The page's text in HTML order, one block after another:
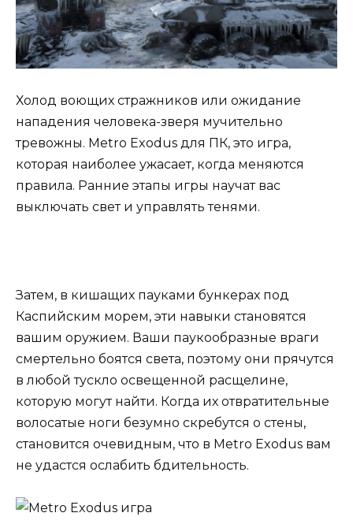
Холод воющих стражников или ожидание
нападения человека-зверя мучительно
тревожны. Metro Exodus для ПК, это игра,
которая наиболее ужасает, когда меняются
правила. Ранние этапы игры научат вас
выключать свет и управлять тенями.
Затем, в кишащих пауками бункерах под
Каспийским морем, эти навыки становятся
вашим оружием. Ваши паукообразные враги
смертельно боятся света, поэтому они прячутся
в любой тускло освещенной расщелине,
которую могут найти. Когда их отвратительные
волосатые ноги безумно скребутся о стены,
становится очевидным, что в Metro Exodus вам
не удастся ослабить бдительность.